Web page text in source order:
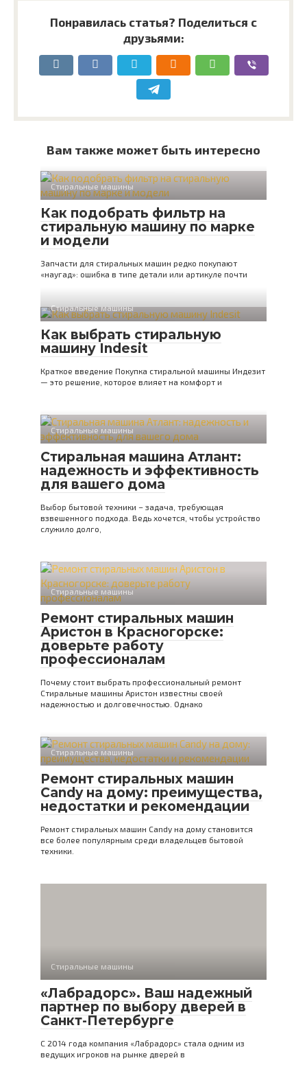
Понравилась статья? Поделиться с
друзьями:
Вам также может быть интересно
Стиральные машины
Как подобрать фильтр на
стиральную машину по марке
и модели
Запчасти для стиральных машин редко покупают
«наугад»: ошибка в типе детали или артикуле почти
Стиральные машины
Как выбрать стиральную
машину Indesit
Краткое введение Покупка стиральной машины Индезит
— это решение, которое влияет на комфорт и
Стиральные машины
Стиральная машина Атлант:
надежность и эффективность
для вашего дома
Выбор бытовой техники – задача, требующая
взвешенного подхода. Ведь хочется, чтобы устройство
служило долго,
Стиральные машины
Ремонт стиральных машин
Аристон в Красногорске:
доверьте работу
профессионалам
Почему стоит выбрать профессиональный ремонт
Стиральные машины Аристон известны своей
надежностью и долговечностью. Однако
Стиральные машины
Ремонт стиральных машин
Candy на дому: преимущества,
недостатки и рекомендации
Ремонт стиральных машин Candy на дому становится
все более популярным среди владельцев бытовой
техники.
Стиральные машины
«Лабрадорс». Ваш надежный
партнер по выбору дверей в
Санкт-Петербурге
С 2014 года компания «Лабрадорс» стала одним из
ведущих игроков на рынке дверей в